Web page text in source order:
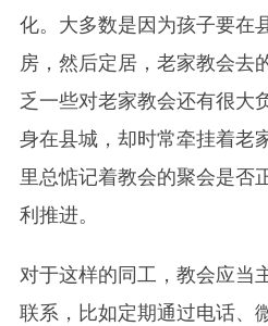
化。大多数是因为孩子要在
房，然后定居，老家教会去
乏一些对老家教会还有很大
身在县城，却时常牵挂着老
里总惦记着教会的聚会是否
利推进。
对于这样的同工，教会应当
联系，比如定期通过电话、